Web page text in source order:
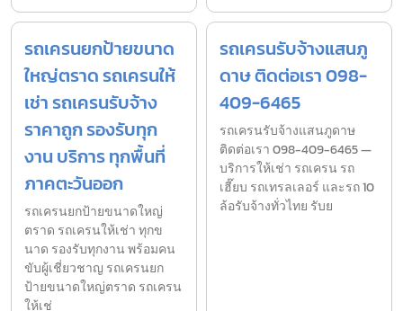
รถเครนยกป้ายขนาด
ใหญ่ตราด รถเครนให้
เช่า รถเครนรับจ้าง
ราคาถูก รองรับทุก
งาน บริการ ทุกพื้นที่
ภาคตะวันออก
รถเครนยกป้ายขนาดใหญ่
ตราด รถเครนให้เช่า ทุกข
นาด รองรับทุกงาน พร้อมคน
ขับผู้เชี่ยวชาญ รถเครนยก
ป้ายขนาดใหญ่ตราด รถเครน
ให้เช่
รถเครนรับจ้างแสนภู
ดาษ ติดต่อเรา 098-
409-6465
รถเครนรับจ้างแสนภูดาษ
ติดต่อเรา 098-409-6465 —
บริการให้เช่า รถเครน รถ
เฮี๊ยบ รถเทรลเลอร์ และรถ 10
ล้อรับจ้างทั่วไทย รับย